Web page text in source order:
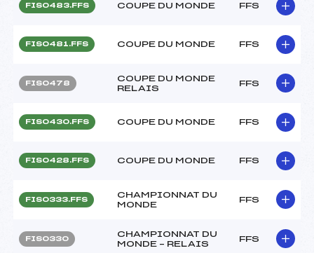
FIS0483.FFS COUPE DU MONDE FFS
FIS0481.FFS COUPE DU MONDE FFS
FIS0478
COUPE DU MONDE
RELAIS
FFS
FIS0430.FFS COUPE DU MONDE FFS
FIS0428.FFS COUPE DU MONDE FFS
FIS0333.FFS
CHAMPIONNAT DU
MONDE
FFS
FIS0330
CHAMPIONNAT DU
MONDE – RELAIS
FFS